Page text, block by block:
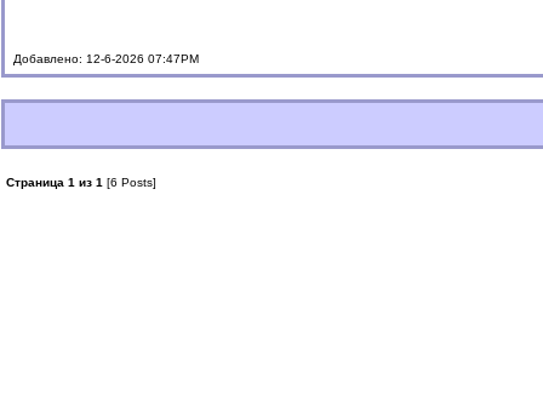
Добавлено: 12-6-2026 07:47PM
Страница 1 из 1 [6 Posts]